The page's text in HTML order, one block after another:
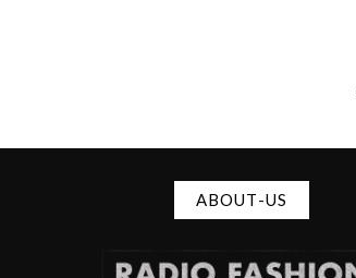
ABOUT-US